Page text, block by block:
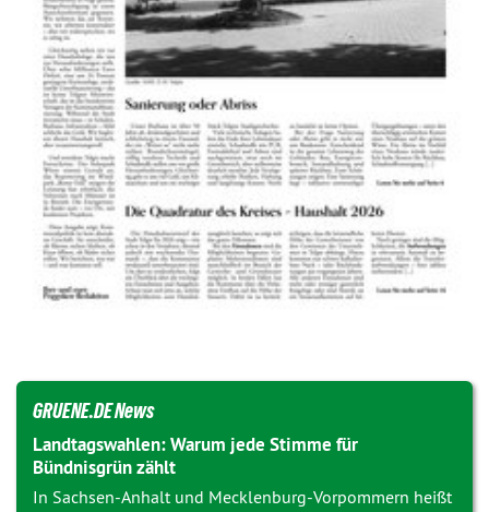
GRUENE.DE News
Landtagswahlen: Warum jede Stimme für
Bündnisgrün zählt
In Sachsen-Anhalt und Mecklenburg-Vorpommern heißt